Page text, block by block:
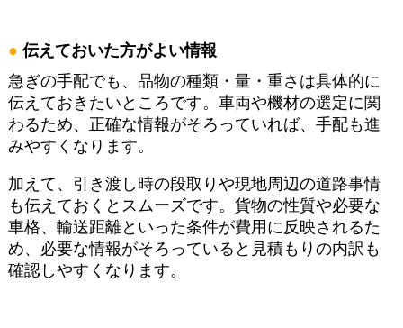
伝えておいた方がよい情報
急ぎの手配でも、品物の種類・量・重さは具体的に
伝えておきたいところです。車両や機材の選定に関
わるため、正確な情報がそろっていれば、手配も進
みやすくなります。
加えて、引き渡し時の段取りや現地周辺の道路事情
も伝えておくとスムーズです。貨物の性質や必要な
車格、輸送距離といった条件が費用に反映されるた
め、必要な情報がそろっていると見積もりの内訳も
確認しやすくなります。